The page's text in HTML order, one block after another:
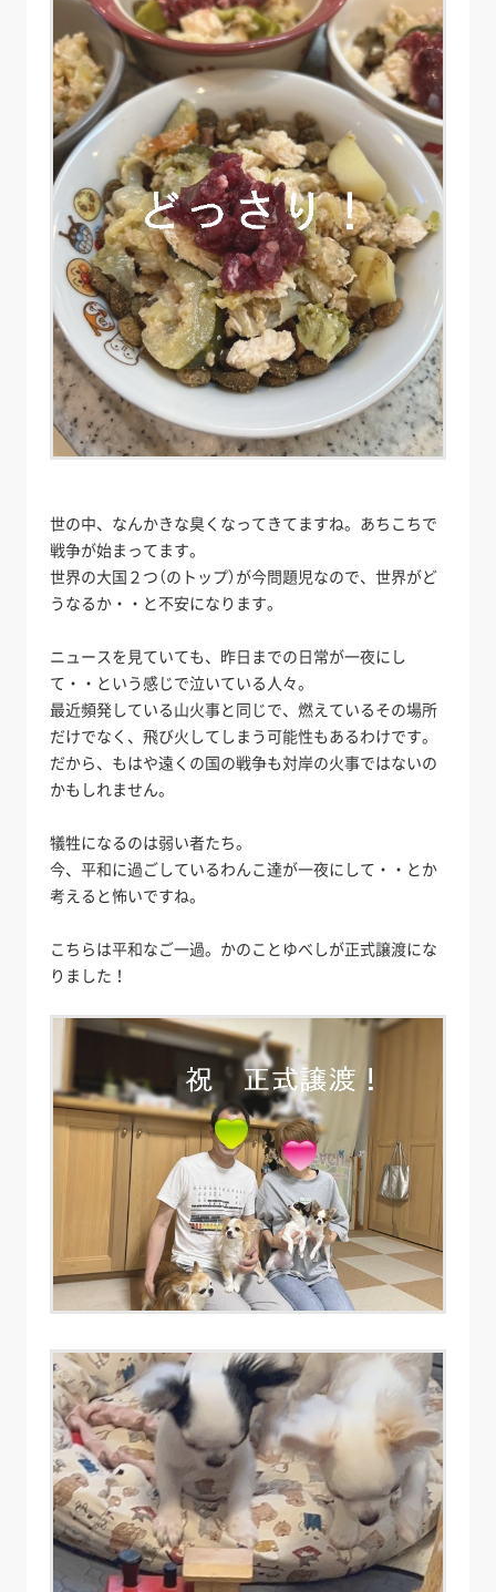
世の中、なんかきな臭くなってきてますね。あちこちで
戦争が始まってます。
世界の大国２つ（のトップ）が今問題児なので、世界がど
うなるか・・と不安になります。
ニュースを見ていても、昨日までの日常が一夜にし
て・・という感じで泣いている人々。
最近頻発している山火事と同じで、燃えているその場所
だけでなく、飛び火してしまう可能性もあるわけです。
だから、もはや遠くの国の戦争も対岸の火事ではないの
かもしれません。
犠牲になるのは弱い者たち。
今、平和に過ごしているわんこ達が一夜にして・・とか
考えると怖いですね。
こちらは平和なご一過。かのことゆべしが正式譲渡にな
りました！